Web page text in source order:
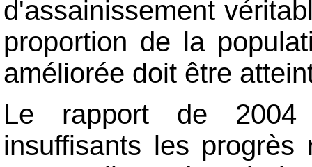
d'assainissement
proportion de la
améliorée doit être
Le rapport de 2004
insuffisants les